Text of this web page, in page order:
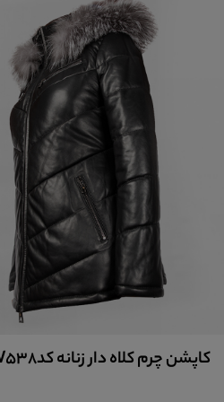
کاپشن چرم کلاه دار زنانه کدPCW538